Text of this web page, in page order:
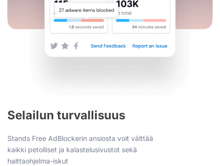
Selailun turvallisuus
Stands Free AdBlockerin ansiosta voit välttää
kaikki petolliset ja kalastelusivustot sekä
haittaohjelma-iskut